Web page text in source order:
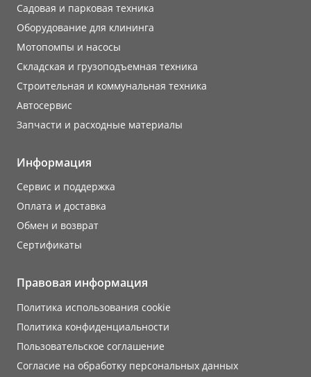
Садовая и парковая техника
Оборудование для клининга
Мотопомпы и насосы
Складская и грузоподъемная техника
Строительная и коммунальная техника
Автосервис
Запчасти и расходные материалы
Информация
Сервис и поддержка
Оплата и доставка
Обмен и возврат
Сертификаты
Правовая информация
Политика использования cookie
Политика конфиденциальности
Пользовательское соглашение
Согласие на обработку персональных данных